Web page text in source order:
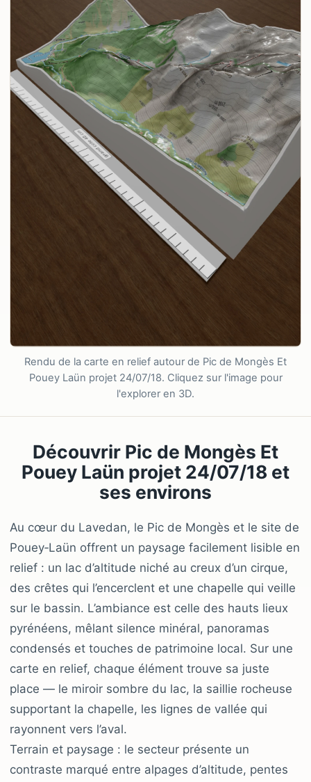
Rendu de la carte en relief autour de Pic de Mongès Et
Pouey Laün projet 24/07/18. Cliquez sur l'image pour
l'explorer en 3D.
Découvrir Pic de Mongès Et
Pouey Laün projet 24/07/18 et
ses environs
Au cœur du Lavedan, le Pic de Mongès et le site de
Pouey‑Laün offrent un paysage facilement lisible en
relief : un lac d’altitude niché au creux d’un cirque,
des crêtes qui l’encerclent et une chapelle qui veille
sur le bassin. L’ambiance est celle des hauts lieux
pyrénéens, mêlant silence minéral, panoramas
condensés et touches de patrimoine local. Sur une
carte en relief, chaque élément trouve sa juste
place — le miroir sombre du lac, la saillie rocheuse
supportant la chapelle, les lignes de vallée qui
rayonnent vers l’aval.
Terrain et paysage : le secteur présente un
contraste marqué entre alpages d’altitude, pentes